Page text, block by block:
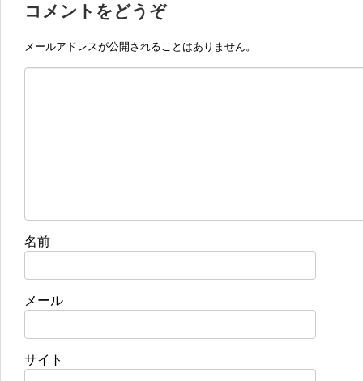
コメントをどうぞ
メールアドレスが公開されることはありません。
名前
メール
サイト